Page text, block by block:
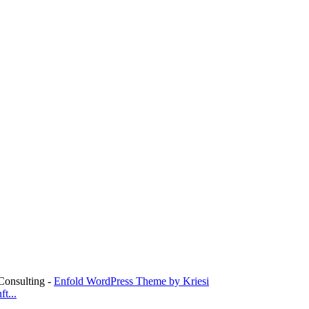
- Enfold WordPress Theme by Kriesi